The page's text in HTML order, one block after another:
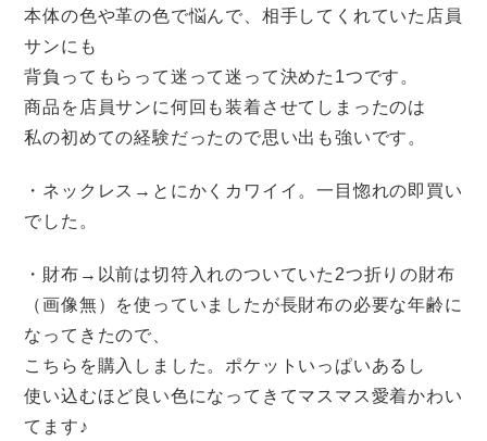
本体の色や革の色で悩んで、相手してくれていた店員
サンにも
背負ってもらって迷って迷って決めた1つです。
商品を店員サンに何回も装着させてしまったのは
私の初めての経験だったので思い出も強いです。
・ネックレス→とにかくカワイイ。一目惚れの即買い
でした。
・財布→以前は切符入れのついていた2つ折りの財布
（画像無）を使っていましたが長財布の必要な年齢に
なってきたので、
こちらを購入しました。ポケットいっぱいあるし
使い込むほど良い色になってきてマスマス愛着かわい
てます♪